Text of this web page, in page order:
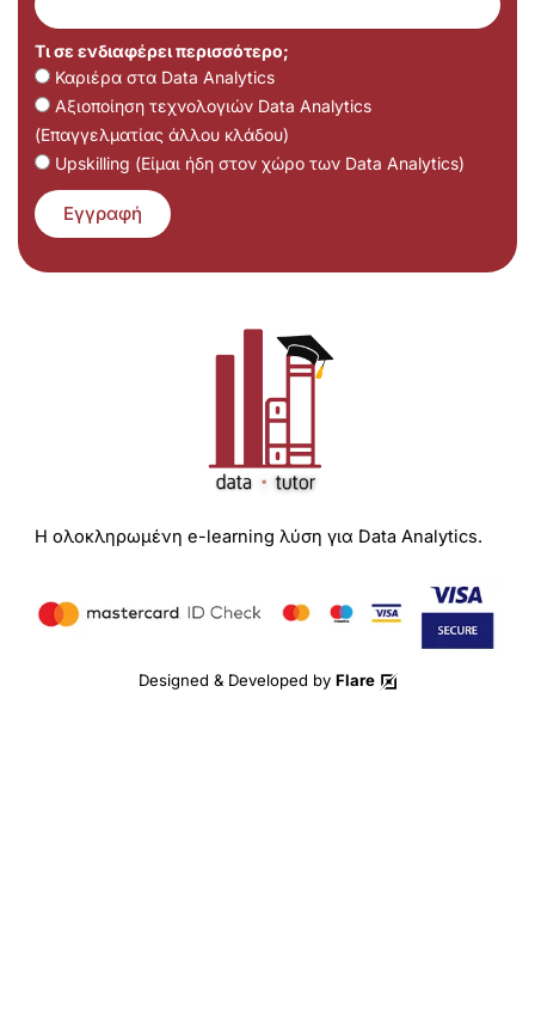
Τι σε ενδιαφέρει περισσότερο;
Καριέρα στα Data Analytics
Αξιοποίηση τεχνολογιών Data Analytics
(Επαγγελματίας άλλου κλάδου)
Upskilling (Είμαι ήδη στον χώρο των Data Analytics)
Εγγραφή
Η ολοκληρωμένη e-learning λύση για Data Analytics.
Designed & Developed by Flare